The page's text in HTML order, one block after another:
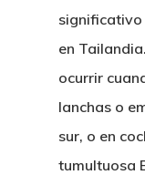
significativo
en
ocurrir
lanchas o
sur, o en
tumultuosa